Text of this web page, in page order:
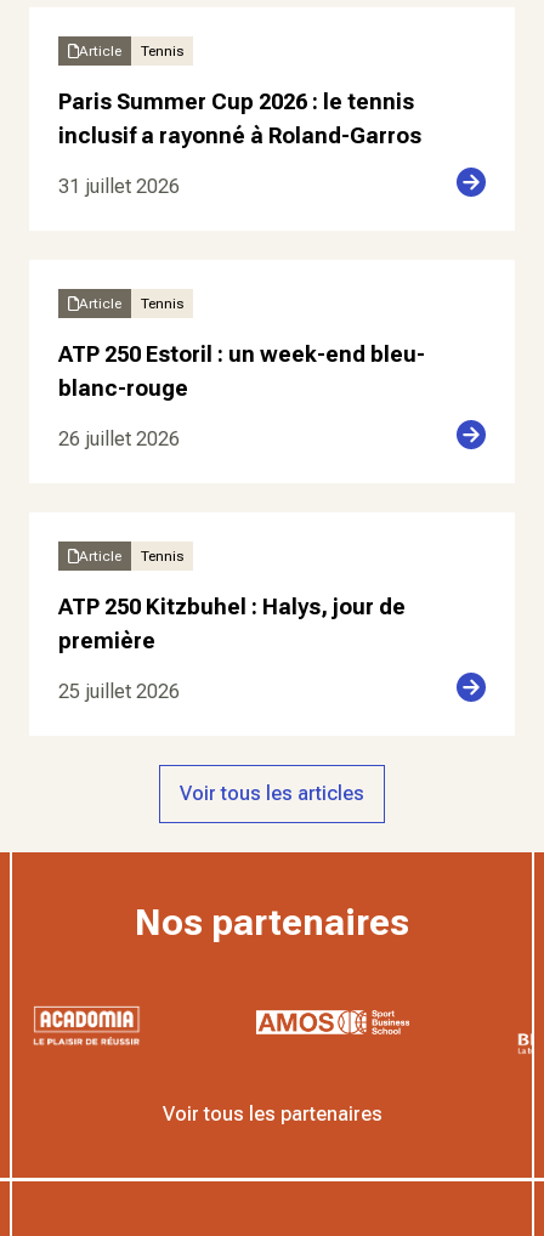
Article Tennis
Paris Summer Cup 2026 : le tennis
inclusif a rayonné à Roland-Garros
31 juillet 2026
Article Tennis
ATP 250 Estoril : un week-end bleu-
blanc-rouge
26 juillet 2026
Article Tennis
ATP 250 Kitzbuhel : Halys, jour de
première
25 juillet 2026
Voir tous les articles
Nos partenaires
Voir tous les partenaires